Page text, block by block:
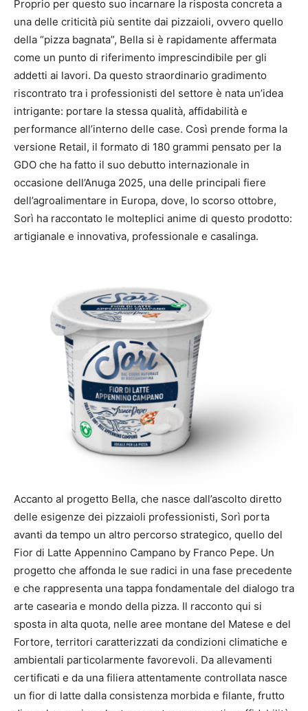
Proprio per questo suo incarnare la risposta concreta a
una delle criticità più sentite dai pizzaioli, ovvero quello
della “pizza bagnata”, Bella si è rapidamente affermata
come un punto di riferimento imprescindibile per gli
addetti ai lavori. Da questo straordinario gradimento
riscontrato tra i professionisti del settore è nata un’idea
intrigante: portare la stessa qualità, affidabilità e
performance all’interno delle case. Così prende forma la
versione Retail, il formato di 180 grammi pensato per la
GDO che ha fatto il suo debutto internazionale in
occasione dell’Anuga 2025, una delle principali fiere
dell’agroalimentare in Europa, dove, lo scorso ottobre,
Sorì ha raccontato le molteplici anime di questo prodotto:
artigianale e innovativa, professionale e casalinga.
Accanto al progetto Bella, che nasce dall’ascolto diretto
delle esigenze dei pizzaioli professionisti, Sorì porta
avanti da tempo un altro percorso strategico, quello del
Fior di Latte Appennino Campano by Franco Pepe. Un
progetto che affonda le sue radici in una fase precedente
e che rappresenta una tappa fondamentale del dialogo tra
arte casearia e mondo della pizza. Il racconto qui si
sposta in alta quota, nelle aree montane del Matese e del
Fortore, territori caratterizzati da condizioni climatiche e
ambientali particolarmente favorevoli. Da allevamenti
certificati e da una filiera attentamente controllata nasce
un fior di latte dalla consistenza morbida e filante, frutto